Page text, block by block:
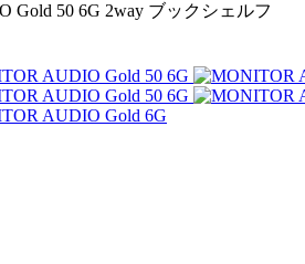
Gold 50 6G 2way ブックシェルフ